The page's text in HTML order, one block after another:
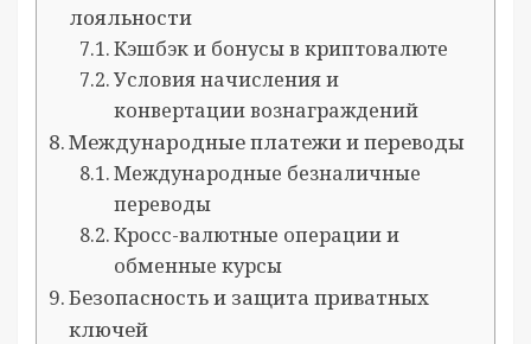
лояльности
Кэшбэк и бонусы в криптовалюте
Условия начисления и
конвертации вознаграждений
Международные платежи и переводы
Международные безналичные
переводы
Кросс-валютные операции и
обменные курсы
Безопасность и защита приватных
ключей